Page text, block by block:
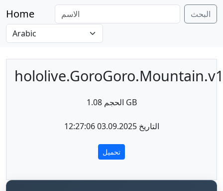
Home البحث
الحجم 1.08 GB
التاريخ 03.09.2025 12:27:06
تحميل